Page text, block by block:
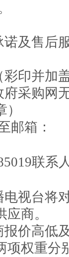
诺及售后
彩印并加
府采购网
邮箱：
联系
视台将
商。
价高低
权重分